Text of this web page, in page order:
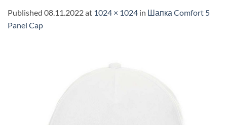
Published 08.11.2022at 1024 × 1024 in Шапка Comfort 5
Panel Cap